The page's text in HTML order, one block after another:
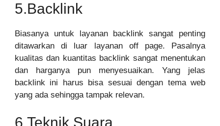
5.Backlink
Biasanya untuk layanan backlink sangat penting
ditawarkan di luar layanan off page. Pasalnya
kualitas dan kuantitas backlink sangat menentukan
dan harganya pun menyesuaikan. Yang jelas
backlink ini harus bisa sesuai dengan tema web
yang ada sehingga tampak relevan.
6.Teknik Suara